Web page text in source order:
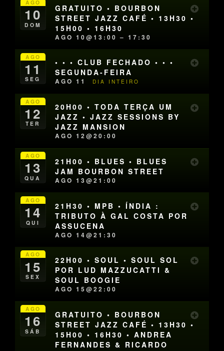
AGO
10
DOM
GRATUITO • BOURBON
STREET JAZZ CAFÉ • 13H30 •
15H00 • 16H30
AGO 10@13:00 – 17:30
AGO
11
SEG
• • • CLUB FECHADO • • •
SEGUNDA-FEIRA
AGO 11 DIA INTEIRO
AGO
12
TER
20H00 • TODA TERÇA UM
JAZZ • JAZZ SESSIONS BY
JAZZ MANSION
AGO 12@20:00
AGO
13
QUA
21H00 • BLUES • BLUES
JAM BOURBON STREET
AGO 13@21:00
AGO
14
QUI
21H30 • MPB • ÍNDIA :
TRIBUTO À GAL COSTA POR
ASSUCENA
AGO 14@21:30
AGO
15
SEX
22H00 • SOUL • SOUL SOL
POR LUD MAZZUCATTI &
SOUL BOOGIE
AGO 15@22:00
AGO
16
SÁB
GRATUITO • BOURBON
STREET JAZZ CAFÉ • 13H30 •
15H00 • 16H30 • ANDREA
FERNANDES & RICARDO